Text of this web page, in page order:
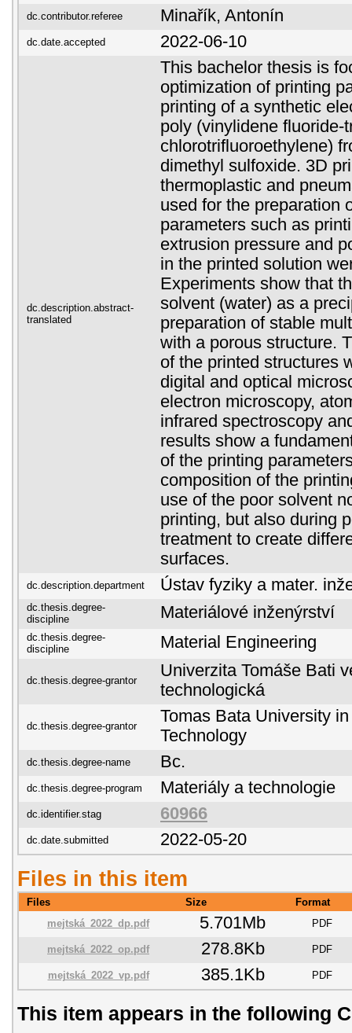
dc.contributor.referee Minařík, Antonín
dc.date.accepted 2022-06-10
dc.description.abstract-
translated
This bachelor thesis is
optimization of printing
printing of a synthetic
poly (vinylidene fluoride-
chlorotrifluoroethylene)
dimethyl sulfoxide. 3D
thermoplastic and
used for the preparation
parameters such as
extrusion pressure and
in the printed solution
Experiments show that
solvent (water) as a
preparation of stable
with a porous structure.
of the printed structures
digital and optical
electron microscopy,
infrared spectroscopy
results show a
of the printing
composition of the
use of the poor solvent
printing, but also during
treatment to create
surfaces.
dc.description.department Ústav fyziky a mater.
dc.thesis.degree-
discipline
Materiálové inženýrství
dc.thesis.degree-
discipline
Material Engineering
dc.thesis.degree-grantor
Univerzita Tomáše Bati
technologická
dc.thesis.degree-grantor
Tomas Bata University
Technology
dc.thesis.degree-name Bc.
dc.thesis.degree-program Materiály a technologie
dc.identifier.stag 60966
dc.date.submitted 2022-05-20
Files in this item
Files Size
Format
mejtská_2022_dp.pdf
5.701Mb PDF
mejtská_2022_op.pdf 278.8Kb PDF
mejtská_2022_vp.pdf 385.1Kb PDF
This item appears in the following